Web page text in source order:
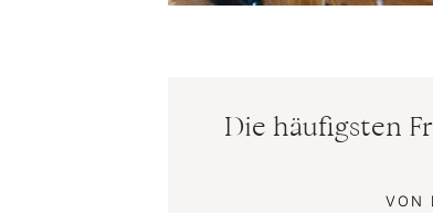
Die häufigsten
VON